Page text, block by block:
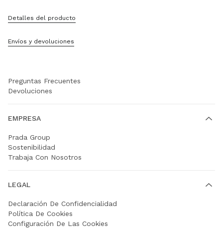
Detalles del producto
Envíos y devoluciones
Sitemap
ASISTENCIA
Preguntas Frecuentes
Devoluciones
EMPRESA
Prada Group
Sostenibilidad
Trabaja Con Nosotros
LEGAL
Declaración De Confidencialidad
Política De Cookies
Configuración De Las Cookies